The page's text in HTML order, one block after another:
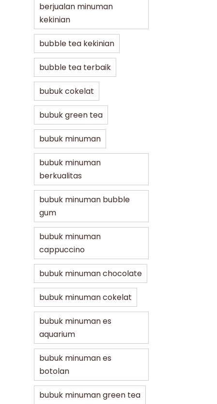
berjualan minuman
kekinian
bubble tea kekinian
bubble tea terbaik
bubuk cokelat
bubuk green tea
bubuk minuman
bubuk minuman
berkualitas
bubuk minuman bubble
gum
bubuk minuman
cappuccino
bubuk minuman chocolate
bubuk minuman cokelat
bubuk minuman es
aquarium
bubuk minuman es
botolan
bubuk minuman green tea